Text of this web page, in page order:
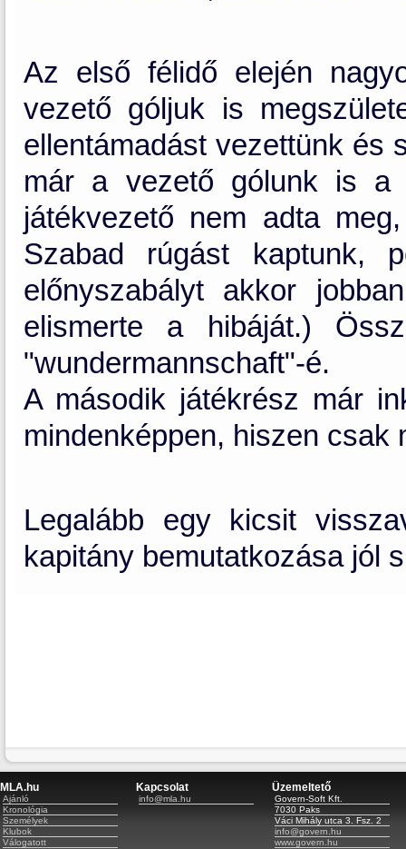
Az első félidő elején
vezető góljuk is
ellentámadást vezettünk és
már a vezető gólunk is a
játékvezető nem adta
Szabad rúgást kaptunk,
előnyszabályt akkor
elismerte a hibáját.)
"wundermannschaft"-é.
A második játékrész már
mindenképpen, hiszen csak
Legalább egy kicsit
kapitány bemutatkozása jól
MLA.hu
Ajánló
Kronológia
Személyek
Klubok
Válogatott
Kapcsolat
info@mla.hu
Üzemeltető
Govern-Soft Kft.
7030 Paks
Váci Mihály utca 3. Fsz. 2
info@govern.hu
www.govern.hu